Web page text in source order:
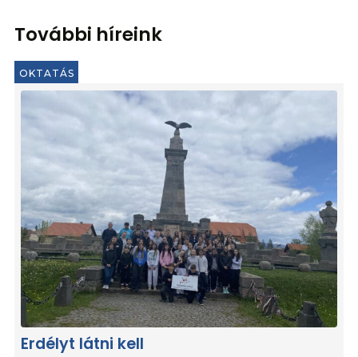
További híreink
OKTATÁS
Erdélyt látni kell